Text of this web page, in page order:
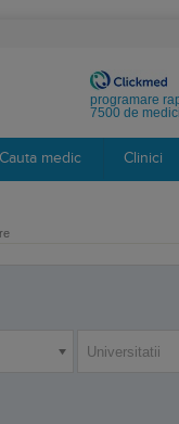
programare
7500 de medici
Cauta medic Clinici
Universitatii